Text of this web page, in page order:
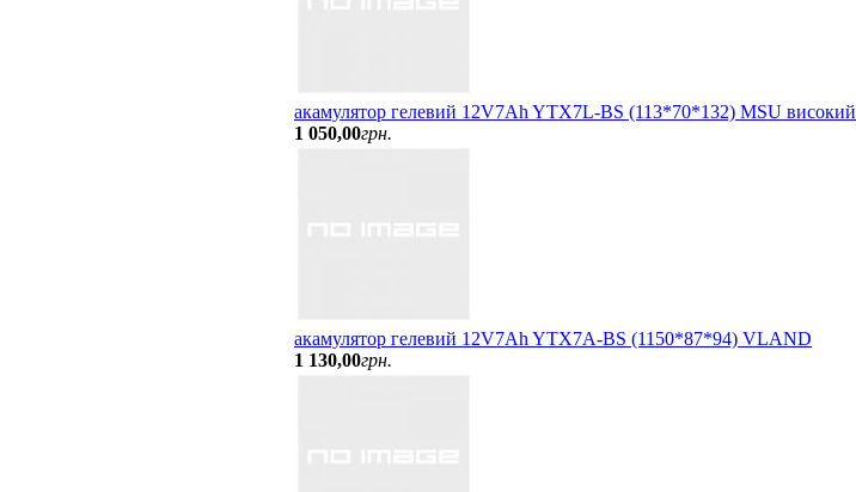
акамулятор гелевий 12V7Ah YTX7L-BS (113*70*132) MSU високий
1 050,00грн.
акамулятор гелевий 12V7Ah YTX7A-BS (1150*87*94) VLAND
1 130,00грн.